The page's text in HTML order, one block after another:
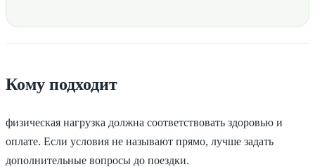
Кому подходит
физическая нагрузка должна соответствовать здоровью и
оплате. Если условия не называют прямо, лучше задать
дополнительные вопросы до поездки.